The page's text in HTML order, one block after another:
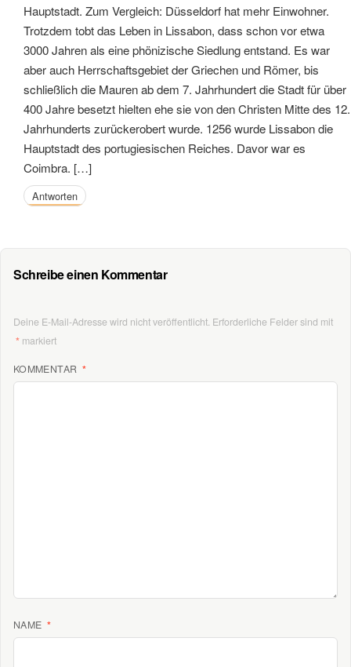
Hauptstadt. Zum Vergleich: Düsseldorf hat mehr Einwohner.
Trotzdem tobt das Leben in Lissabon, dass schon vor etwa
3000 Jahren als eine phönizische Siedlung entstand. Es war
aber auch Herrschaftsgebiet der Griechen und Römer, bis
schließlich die Mauren ab dem 7. Jahrhundert die Stadt für über
400 Jahre besetzt hielten ehe sie von den Christen Mitte des 12.
Jahrhunderts zurückerobert wurde. 1256 wurde Lissabon die
Hauptstadt des portugiesischen Reiches. Davor war es
Coimbra. […]
Antworten
Schreibe einen Kommentar
Deine E-Mail-Adresse wird nicht veröffentlicht. Erforderliche Felder sind mit
* markiert
KOMMENTAR *
NAME *